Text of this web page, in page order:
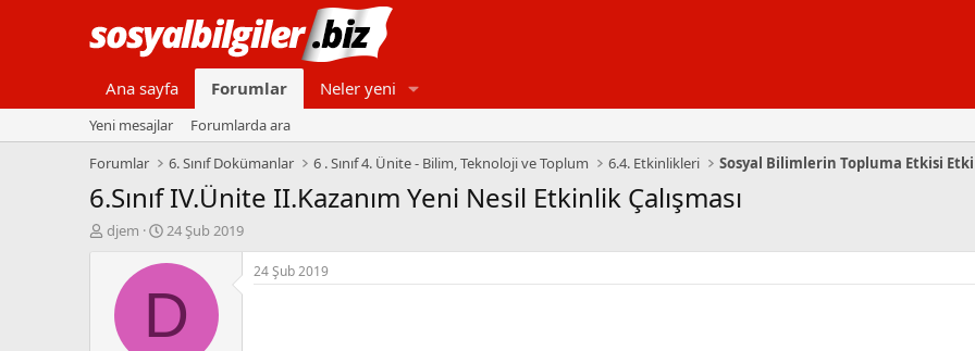
Ana sayfa Forumlar Neler yeni
Yeni mesajlar
Forumlarda ara
Forumlar
6. Sınıf Dokümanlar 6 . Sınıf 4. Ünite - Bilim, Teknoloji ve Toplum 6.4. Etkinlikleri Sosyal Bilimlerin Topluma Etkisi
6.Sınıf IV.Ünite II.Kazanım Yeni Nesil Etkinlik Çalışması
K
djem
B
ş
n
24 Şub 2019
D
24 Şub 2019